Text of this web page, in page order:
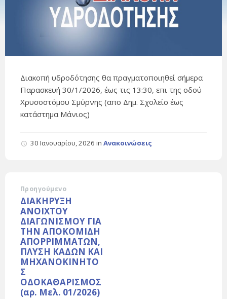
Διακοπή υδροδότησης θα πραγματοποιηθεί σήμερα
Παρασκευή 30/1/2026, έως τις 13:30, επι της οδού
Χρυσοστόμου Σμύρνης (απο Δημ. Σχολείο έως
κατάστημα Μάνιος)
30 Ιανουαρίου, 2026 in Ανακοινώσεις
Προηγούμενο
ΔΙΑΚΗΡΥΞΗ
ΑΝΟΙΧΤΟΥ
ΔΙΑΓΩΝΙΣΜΟΥ ΓΙΑ
ΤΗΝ ΑΠΟΚΟΜΙΔΗ
ΑΠΟΡΡΙΜΜΑΤΩΝ,
ΠΛΥΣΗ ΚΑΔΩΝ ΚΑΙ
ΜΗΧΑΝΟΚΙΝΗΤΟ
Σ
ΟΔΟΚΑΘΑΡΙΣΜΟΣ
(αρ. Μελ. 01/2026)